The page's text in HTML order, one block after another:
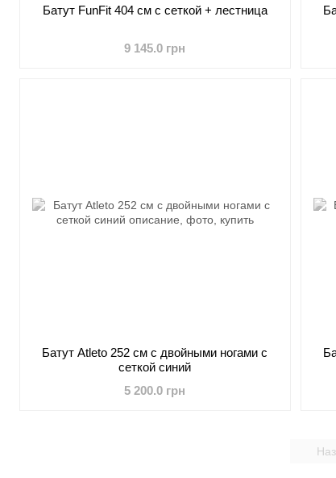
Батут FunFit 404 см с сеткой + лестница
9 145.0 грн
Батут Atleto 252 см с двойными ногами с
сеткой синий
5 200.0 грн